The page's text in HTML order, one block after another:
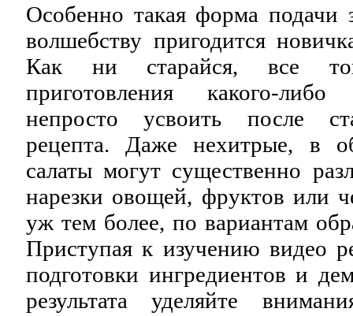
Особенно такая форма подачи
волшебству пригодится
Как ни старайся, все
приготовления какого-
непросто усвоить после
рецепта. Даже нехитрые, в
салаты могут существенно
нарезки овощей, фруктов или
уж тем более, по вариантам
Приступая к изучению видео
подготовки ингредиентов и
результата уделяйте